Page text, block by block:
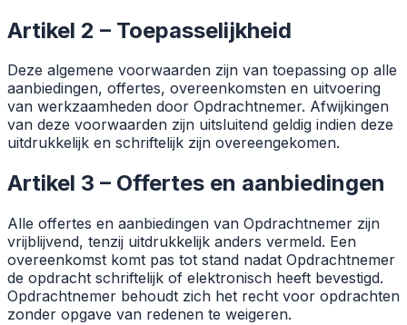
Artikel 2 – Toepasselijkheid
Deze algemene voorwaarden zijn van toepassing op alle
aanbiedingen, offertes, overeenkomsten en uitvoering
van werkzaamheden door Opdrachtnemer. Afwijkingen
van deze voorwaarden zijn uitsluitend geldig indien deze
uitdrukkelijk en schriftelijk zijn overeengekomen.
Artikel 3 – Offertes en aanbiedingen
Alle offertes en aanbiedingen van Opdrachtnemer zijn
vrijblijvend, tenzij uitdrukkelijk anders vermeld. Een
overeenkomst komt pas tot stand nadat Opdrachtnemer
de opdracht schriftelijk of elektronisch heeft bevestigd.
Opdrachtnemer behoudt zich het recht voor opdrachten
zonder opgave van redenen te weigeren.